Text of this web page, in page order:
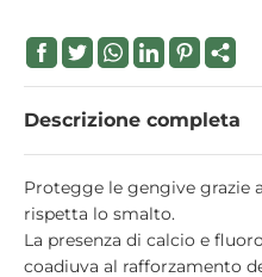
Descrizione completa
Protegge le gengive grazie
rispetta lo smalto.
La presenza di calcio e
coadiuva al rafforzamento